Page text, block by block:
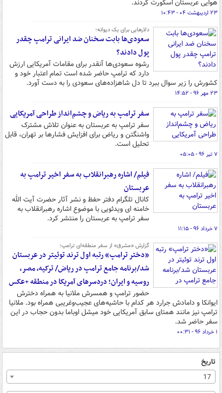
هوایی عربستان اسکورت کردند.
۲۳ اردیبهشت ۰۴ - ۱۰:۴۳
دلارهایی برای یک دیوانه؛
سعودی‌ها بابت سخنان ضد ایرانی ترامپ چقدر
پول دادند؟
رشوه سعودی‌ها آنقدر برای مقامات آمریکایی ارزش
دارد که ترامپ حاضر شده است تمام اعتبار خود و
کشورش را زیر سوال ببرد تا دل شاهزاده‌های سعودی را به دست آورد.
۲۳ مهر ۹۶ - ۱۴:۵۲
سفر ترامپ به ریاض و چشم‌انداز طراحی آمریکایی
سفر ترامپ به عربستان به عنوان تلاش مشترک
واشنگتن و ریاض برای افزایش فشارها بر تهران، قابل
تحلیل است.
۷ تیر ۹۶ - ۰۵:۰۵
فیلم/ اشاره رهبرانقلاب به سفر اخیر ترامپ به
عربستان
کانال تلگرام دفتر حفظ و نشر آثار حضرت آیت الله
خامنه ای ویدئویی با موضوع اشاره رهبرانقلاب به
سفر ترامپ به عربستان را منتشر کرد.
۷ خرداد ۹۶ - ۱۱:۱۵
گزارش «مشرق» از سفر منطقه‌ای ترامپ؛
«دختر ترامپ» رتبه اول ترند توئیتر در عربستان
شد/برنامه جامع ترامپ در ریاض/ ترکیه، مصر،
روسیه و ایران؛ دردسرهای آمریکا در منطقه +عکس
حضور ترامپ و همسرش ملانیا به همراه دخترش
ایوانکا و دامادش جرارد هر کدام با حاشیه‌های عجیب‌وغریبی همراه بود. ملانیا
ترامپ نیز مانند همتای سابق آمریکایی خود میشل اوباما بدون حجاب در این
سفر حاضر شد.
۱ خرداد ۹۶ - ۰۰:۳۱
تاریخ
17